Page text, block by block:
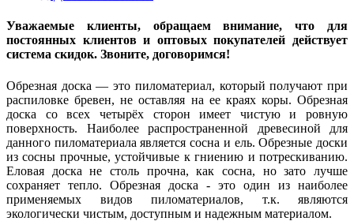
Уважаемые клиенты, обращаем внимание, что для
постоянных клиентов и оптовых покупателей действует
система скидок. Звоните, договоримся!
Обрезная доска — это пиломатериал, который получают при
распиловке бревен, не оставляя на ее краях коры. Обрезная
доска со всех четырёх сторон имеет чистую и ровную
поверхность. Наиболее распространенной древесиной для
данного пиломатериала является сосна и ель. Обрезные доски
из сосны прочные, устойчивые к гниению и потрескиванию.
Еловая доска не столь прочна, как сосна, но зато лучше
сохраняет тепло. Обрезная доска - это один из наиболее
применяемых видов пиломатериалов, т.к. являются
экологически чистым, доступным и надежным материалом.